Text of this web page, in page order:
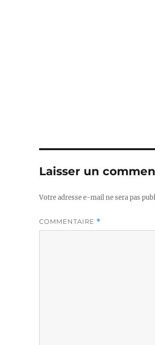
Laisser un
Votre adresse e-mail ne sera pas
COMMENTAIRE *